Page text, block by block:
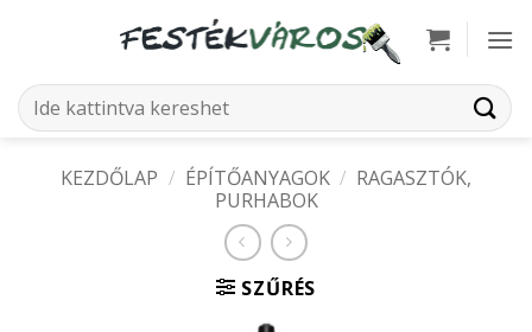
Keresés
a
KEZDŐLAP / ÉPÍTŐANYAGOK / RAGASZTÓK,
PURHABOK
SZŰRÉS